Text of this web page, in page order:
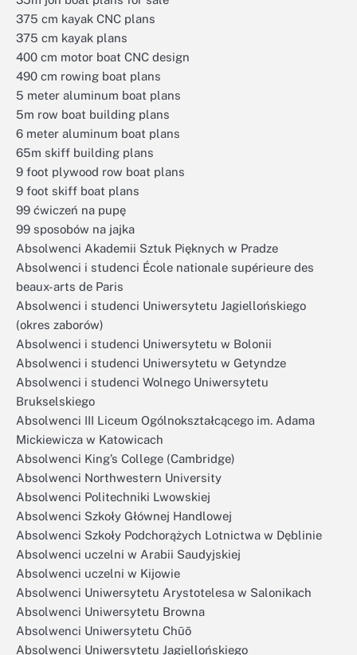
375 cm kayak CNC plans
375 cm kayak plans
400 cm motor boat CNC design
490 cm rowing boat plans
5 meter aluminum boat plans
5m row boat building plans
6 meter aluminum boat plans
65m skiff building plans
9 foot plywood row boat plans
9 foot skiff boat plans
99 ćwiczeń na pupę
99 sposobów na jajka
Absolwenci Akademii Sztuk Pięknych w Pradze
Absolwenci i studenci École nationale supérieure des
beaux-arts de Paris
Absolwenci i studenci Uniwersytetu Jagiellońskiego
(okres zaborów)
Absolwenci i studenci Uniwersytetu w Bolonii
Absolwenci i studenci Uniwersytetu w Getyndze
Absolwenci i studenci Wolnego Uniwersytetu
Brukselskiego
Absolwenci III Liceum Ogólnokształcącego im. Adama
Mickiewicza w Katowicach
Absolwenci King’s College (Cambridge)
Absolwenci Northwestern University
Absolwenci Politechniki Lwowskiej
Absolwenci Szkoły Głównej Handlowej
Absolwenci Szkoły Podchorążych Lotnictwa w Dęblinie
Absolwenci uczelni w Arabii Saudyjskiej
Absolwenci uczelni w Kijowie
Absolwenci Uniwersytetu Arystotelesa w Salonikach
Absolwenci Uniwersytetu Browna
Absolwenci Uniwersytetu Chūō
Absolwenci Uniwersytetu Jagiellońskiego